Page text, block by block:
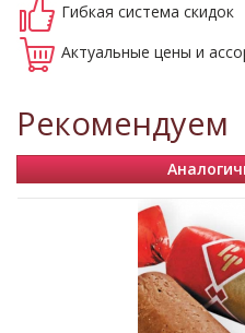
Гибкая система скидок
Актуальные цены и
Рекомендуем